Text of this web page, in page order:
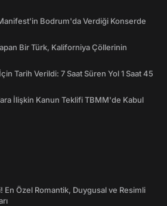
Bodrum'da Verdiği Konserde
Bir Türk, Kaliforniya Çöllerinin
Tarih Verildi: 7 Saat Süren Yol 1 Saat 45
İlişkin Kanun Teklifi TBMM'de Kabul
En Özel Romantik, Duygusal ve Resimli